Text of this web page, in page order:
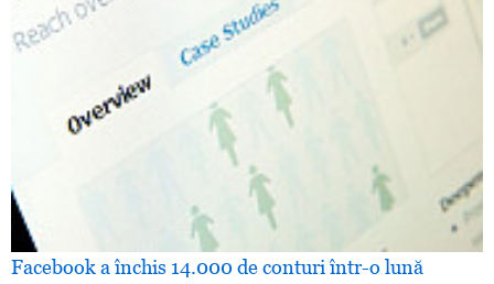
Facebook a închis 14.000 de conturi într-o lună